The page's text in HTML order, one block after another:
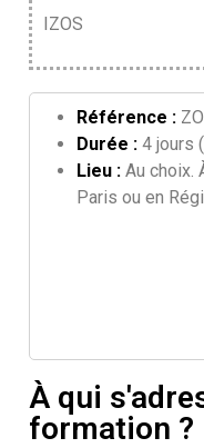
IZOS
Référence :
Durée : 4 jours
Lieu : Au choix.
Paris ou en
À qui
formation ?